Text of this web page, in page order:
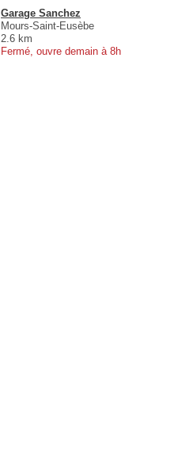
Garage Sanchez
Mours-Saint-Eusèbe
2.6 km
Fermé, ouvre demain à 8h